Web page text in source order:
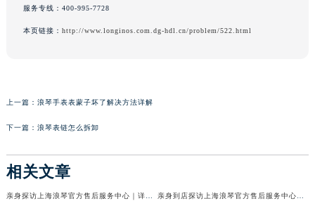
服务专线： 400-995-7728
本页链接： http://www.longinos.com.dg-hdl.cn/problem/522.html
上一篇： 浪琴手表表蒙子坏了解决方法详解
下一篇： 浪琴表链怎么拆卸
相关文章